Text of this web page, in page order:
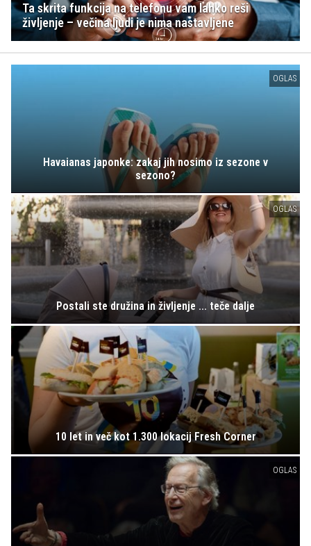
Ta skrita funkcija na telefonu vam lahko reši
življenje – večina ljudi je nima nastavljene
OGLAS
Havaianas japonke: zakaj jih nosimo iz sezone v
sezono?
OGLAS
Postali ste družina in življenje ... teče dalje
10 let in več kot 1.300 lokacij Fresh Corner
OGLAS